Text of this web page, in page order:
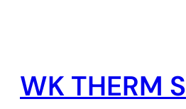
WK THERM S